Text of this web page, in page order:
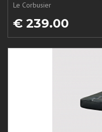
Le Corbusier
€ 239.00